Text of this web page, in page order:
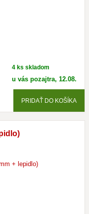
4 ks skladom
u vás pozajtra, 12.08.
PRIDAŤ DO KOŠÍKA